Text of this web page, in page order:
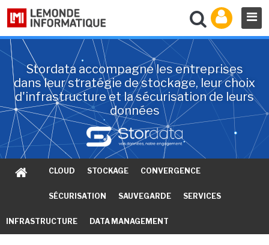
Stordata accompagne les entreprises
dans leur stratégie de stockage, leur choix
d'infrastructure et la sécurisation de leurs
données
CLOUD STOCKAGE CONVERGENCE
SÉCURISATION SAUVEGARDE SERVICES
INFRASTRUCTURE DATA MANAGEMENT